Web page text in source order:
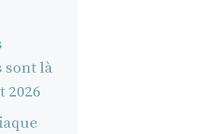
sont là
2026